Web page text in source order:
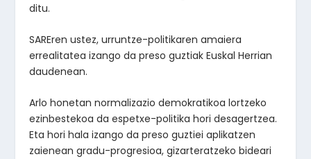
ditu.
SAREren ustez, urruntze-politikaren amaiera
errealitatea izango da preso guztiak Euskal Herrian
daudenean.
Arlo honetan normalizazio demokratikoa lortzeko
ezinbestekoa da espetxe-politika hori desagertzea.
Eta hori hala izango da preso guztiei aplikatzen
zaienean gradu-progresioa, gizarteratzeko bideari